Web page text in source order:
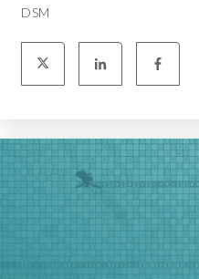
DSM